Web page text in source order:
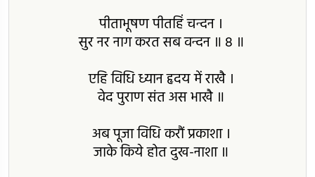
पीताभूषण पीतहिं चन्दन ।
सुर नर नाग करत सब वन्दन ॥ 8 ॥
एहि विधि ध्यान हृदय में राखै ।
वेद पुराण संत अस भाखै ॥
अब पूजा विधि करौं प्रकाशा ।
जाके किये होत दुख-नाशा ॥